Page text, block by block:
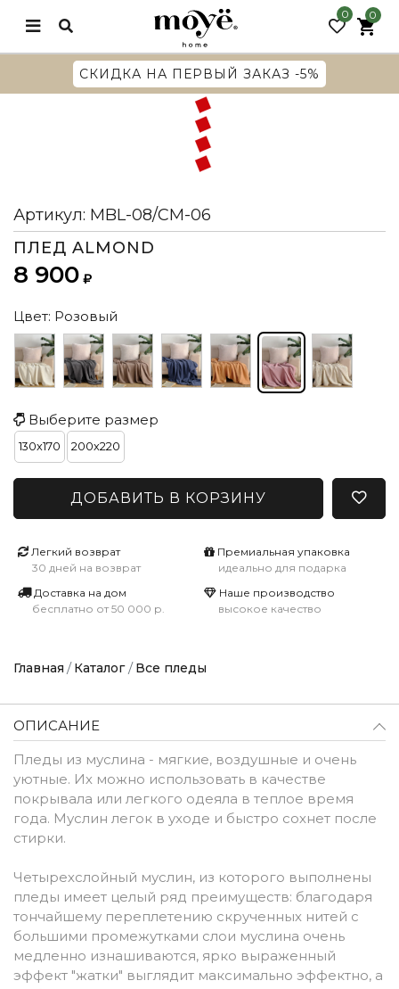
0 0
СКИДКА НА ПЕРВЫЙ ЗАКАЗ -5%
Артикул: MBL-08/CM-06
ПЛЕД ALMOND
8 900
Цвет: Розовый
Выберите размер
130x170 200x220
ДОБАВИТЬ В КОРЗИНУ
Легкий возврат
30 дней на возврат
Премиальная упаковка
идеально для подарка
Доставка на дом
бесплатно от 50 000 р.
Наше производство
высокое качество
Главная Каталог Все пледы
ОПИСАНИЕ
Пледы из муслина - мягкие, воздушные и очень
уютные. Их можно использовать в качестве
покрывала или легкого одеяла в теплое время
года. Муслин легок в уходе и быстро сохнет после
стирки.
Четырехслойный муслин, из которого выполнены
пледы имеет целый ряд преимуществ: благодаря
тончайшему переплетению скрученных нитей с
большими промежутками слои муслина очень
медленно изнашиваются, ярко выраженный
эффект "жатки" выглядит максимально эффектно, а